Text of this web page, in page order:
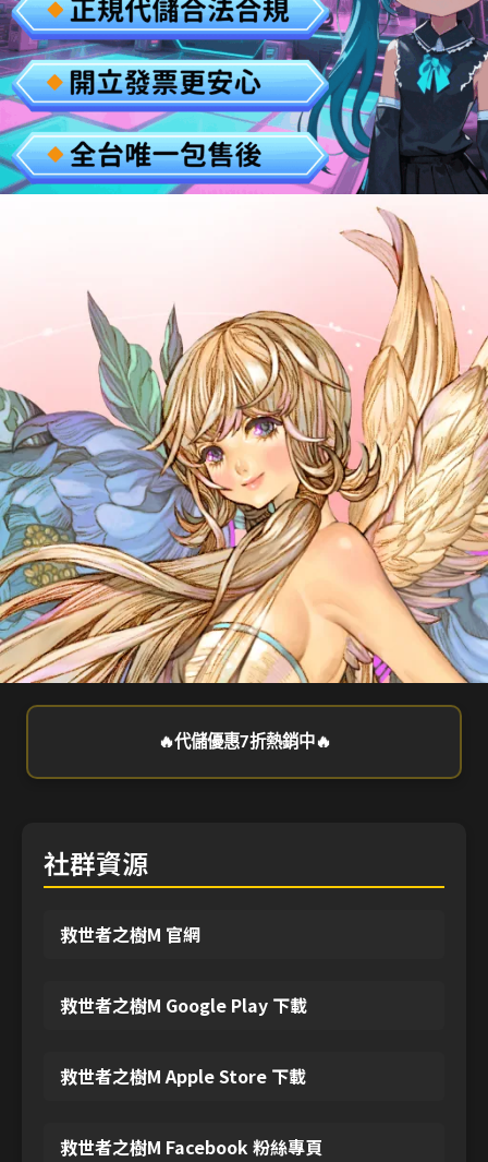
🔥代儲優惠7折熱銷中🔥
社群資源
救世者之樹M 官網
救世者之樹M Google Play 下載
救世者之樹M Apple Store 下載
救世者之樹M Facebook 粉絲專頁